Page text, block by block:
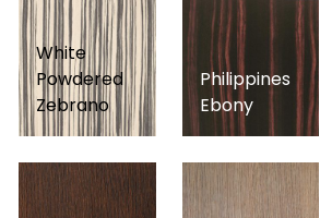
White
Powdered
Zebrano
Philippines
Ebony